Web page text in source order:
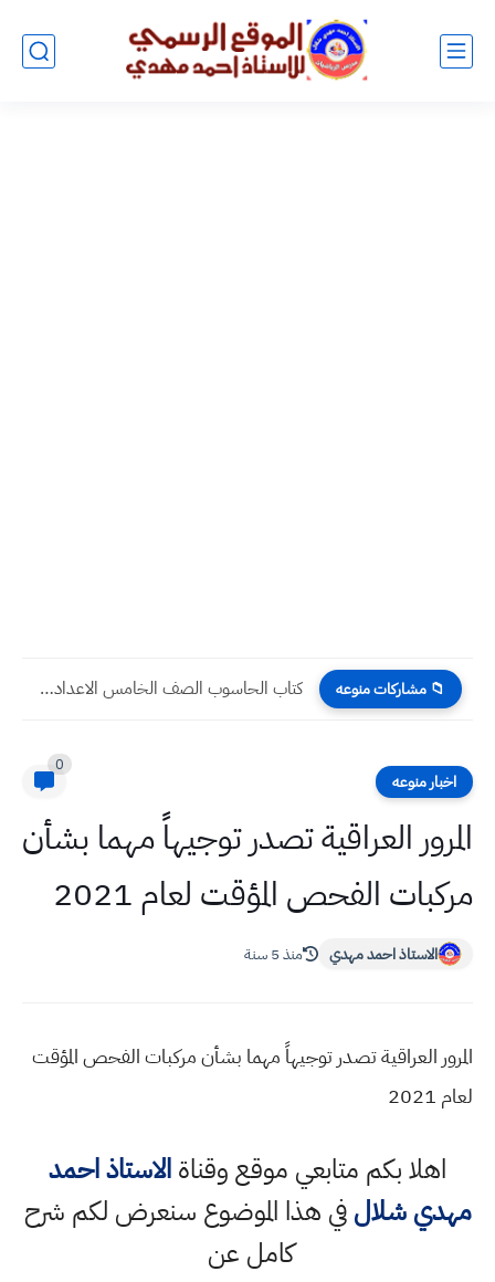
📁 مشاركات منوعه كتاب الحاسوب الصف الخامس الاعدادي 2024 pdf
اخبار منوعه
0
المرور العراقية تصدر توجيهاً مهما بشأن
مركبات الفحص المؤقت لعام 2021
الاستاذ احمد مهدي منذ 5 سنة
المرور العراقية تصدر توجيهاً مهما بشأن مركبات الفحص المؤقت
لعام 2021
اهلا بكم متابعي موقع وقناةالاستاذ احمد
مهدي شلالفي هذا الموضوع سنعرض لكم شرح
كامل عن